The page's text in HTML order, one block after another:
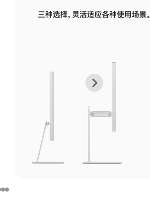
面
面
三种选择，灵活适应各种使用场景。
上
张
下
张